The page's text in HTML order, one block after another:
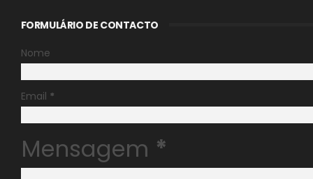
FORMULÁRIO DE CONTACTO
Nome
Email *
Mensagem *